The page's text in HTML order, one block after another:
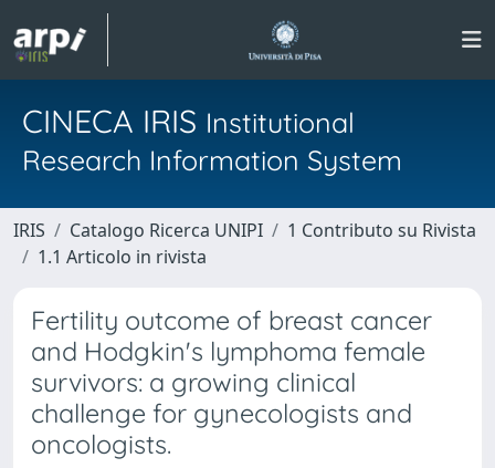
CINECA IRIS Institutional
Research Information System
IRIS Catalogo Ricerca UNIPI
1 Contributo su Rivista
1.1 Articolo in rivista
Fertility outcome of breast cancer
and Hodgkin's lymphoma female
survivors: a growing clinical
challenge for gynecologists and
oncologists.